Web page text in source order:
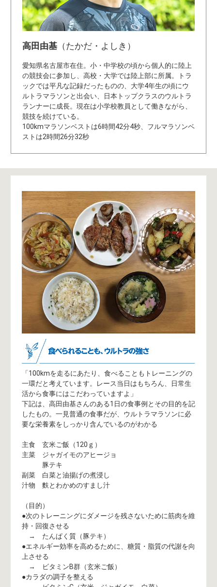
高田由基（たかだ・よしき）
愛知県名古屋市在住。小・中学校の頃から個人的に陸上
の競技会に参加し、高校・大学では陸上部に所属。トラ
ックでは平凡な記録だったものの、大学4年生の頃にウ
ルトラマラソンと出会い、日本トップクラスのウルトラ
ランナーに成長。現在は小学校教員として働きながら、
競技を続けている。
100kmマラソンベストは6時間42分4秒、フルマラソンベ
ストは2時間26分32秒
「100kmを走るにあたり、食べることもトレーニングの
一環だと考えています。レース当日はもちろん、日常生
活から食事にはこだわっていますよ」
下記は、高田由基さんのある1日の食事例とその目的を記
したもの。一見普通の食事だが、ウルトラマラソンに必
要な栄養素をしっかり含んでいるのがわかる
主食 玄米ご飯（120ｇ）
主菜 ジャガイモのアヒージョ
豚テキ
副菜 白菜と油揚げの煮浸し
汁物 麩とわかめのすまし汁
（目的）
●次のトレーニングにダメージを残さないために筋肉を維
持・回復させる
→ たんぱく質（豚テキ）
●エネルギー効率を高めるために、糖質・脂質の代謝を向
上させる
→ ビタミンB群（玄米ご飯）
●カラダの調子を整える